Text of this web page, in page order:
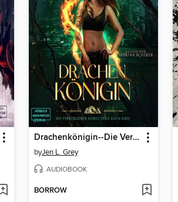
Drachenkönigin--Die Verborgener-König-Serie, Band 3 (ungekürzt)
byJen L. Grey
AUDIOBOOK
BORROW